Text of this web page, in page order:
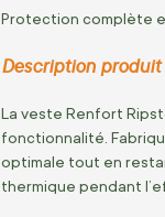
Protection complète
Description
La veste Renfort
fonctionnalité.
optimale tout en
thermique pendant